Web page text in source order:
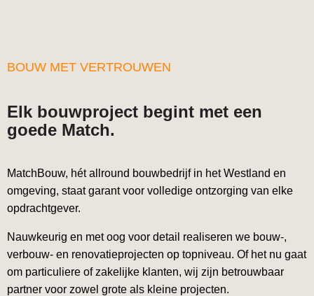
BOUW MET VERTROUWEN
Elk bouwproject begint met een
goede Match.
MatchBouw, hét allround bouwbedrijf in het Westland en
omgeving, staat garant voor volledige ontzorging van elke
opdrachtgever.
Nauwkeurig en met oog voor detail realiseren we bouw-,
verbouw- en renovatieprojecten op topniveau. Of het nu gaat
om particuliere of zakelijke klanten, wij zijn betrouwbaar
partner voor zowel grote als kleine projecten.